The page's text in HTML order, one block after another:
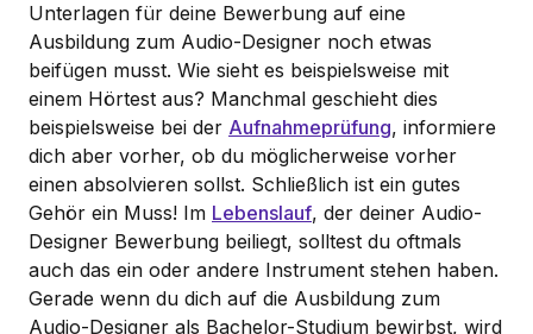
Unterlagen für deine Bewerbung auf eine
Ausbildung zum Audio-Designer noch etwas
beifügen musst. Wie sieht es beispielsweise mit
einem Hörtest aus? Manchmal geschieht dies
beispielsweise bei der Aufnahmeprüfung, informiere
dich aber vorher, ob du möglicherweise vorher
einen absolvieren sollst. Schließlich ist ein gutes
Gehör ein Muss! Im Lebenslauf, der deiner Audio-
Designer Bewerbung beiliegt, solltest du oftmals
auch das ein oder andere Instrument stehen haben.
Gerade wenn du dich auf die Ausbildung zum
Audio-Designer als Bachelor-Studium bewirbst, wird